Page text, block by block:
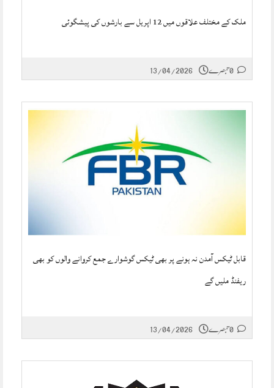
ملک کے مختلف علاقوں میں 12 اپریل سے بارشوں کی پیشگوئی
13/04/2026
قابل ٹیکس آمدن نہ ہونے پر بھی ٹیکس گوشوارے جمع کروانے والوں کو بھی
ریفنڈ ملیں گے
13/04/2026